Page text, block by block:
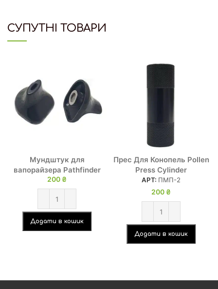
СУПУТНІ ТОВАРИ
Мундштук для
вапорайзера Pathfinder
200 ₴
Додати в кошик
Прес Для Конопель Pollen
Press Cylinder
АРТ: ПМП-2
200 ₴
Додати в кошик